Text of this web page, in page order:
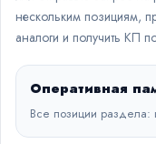
нескольким позициям,
аналоги и получить КП
Оперативная
Все позиции